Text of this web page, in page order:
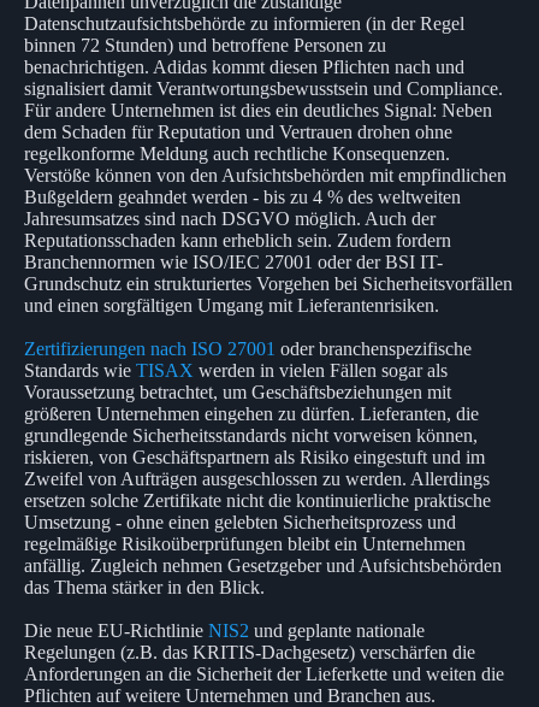
Datenschutzaufsichtsbehörde zu informieren (in der Regel
binnen 72 Stunden) und betroffene Personen zu
benachrichtigen. Adidas kommt diesen Pflichten nach und
signalisiert damit Verantwortungsbewusstsein und Compliance.
Für andere Unternehmen ist dies ein deutliches Signal: Neben
dem Schaden für Reputation und Vertrauen drohen ohne
regelkonforme Meldung auch rechtliche Konsequenzen.
Verstöße können von den Aufsichtsbehörden mit empfindlichen
Bußgeldern geahndet werden - bis zu 4 % des weltweiten
Jahresumsatzes sind nach DSGVO möglich. Auch der
Reputationsschaden kann erheblich sein. Zudem fordern
Branchennormen wie ISO/IEC 27001 oder der BSI IT-
Grundschutz ein strukturiertes Vorgehen bei Sicherheitsvorfällen
und einen sorgfältigen Umgang mit Lieferantenrisiken.
Zertifizierungen nach ISO 27001 oder branchenspezifische
Standards wie TISAX werden in vielen Fällen sogar als
Voraussetzung betrachtet, um Geschäftsbeziehungen mit
größeren Unternehmen eingehen zu dürfen. Lieferanten, die
grundlegende Sicherheitsstandards nicht vorweisen können,
riskieren, von Geschäftspartnern als Risiko eingestuft und im
Zweifel von Aufträgen ausgeschlossen zu werden. Allerdings
ersetzen solche Zertifikate nicht die kontinuierliche praktische
Umsetzung - ohne einen gelebten Sicherheitsprozess und
regelmäßige Risikoüberprüfungen bleibt ein Unternehmen
anfällig. Zugleich nehmen Gesetzgeber und Aufsichtsbehörden
das Thema stärker in den Blick.
Die neue EU-Richtlinie NIS2 und geplante nationale
Regelungen (z.B. das KRITIS-Dachgesetz) verschärfen die
Anforderungen an die Sicherheit der Lieferkette und weiten die
Pflichten auf weitere Unternehmen und Branchen aus.